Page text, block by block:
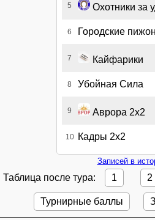
5 Охотники за
6 Городские
7 Кайфарики
8 Убойная Сила
9 Аврора 2х2
10 Кадры 2х2
Записей в
Таблица после тура: 1 2
Турнирные баллы